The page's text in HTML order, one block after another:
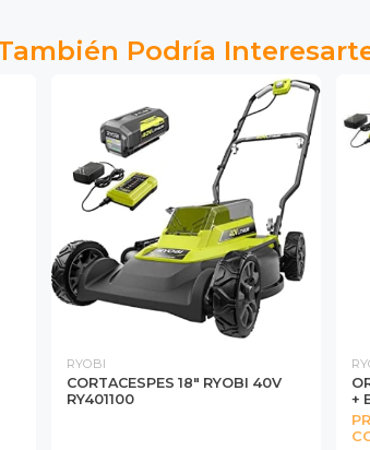
Podría
RYOBI
CORTACESPES 18" RYOBI 40V
RY401100
+